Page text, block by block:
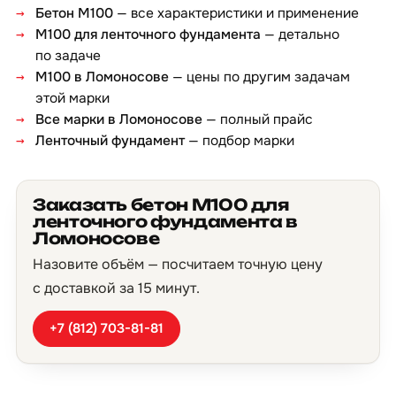
Бетон М100 — все характеристики и применение
М100 для ленточного фундамента — детально
по задаче
М100 в Ломоносове — цены по другим задачам
этой марки
Все марки в Ломоносове — полный прайс
Ленточный фундамент— подбор марки
Заказать бетон М100 для
ленточного фундамента в
Ломоносове
Назовите объём — посчитаем точную цену
с доставкой за 15 минут.
+7 (812) 703-81-81